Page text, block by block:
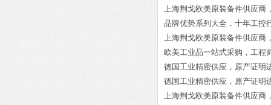
上海荆戈欧美原装备件供应商
品牌优势系列大全，十年工控
上海荆戈欧美原装备件供应商
欧美工业品一站式采购，工程
德国工业精密供应，原产证明
德国工业精密供应，原产证明
上海荆戈欧美原装备件供应商